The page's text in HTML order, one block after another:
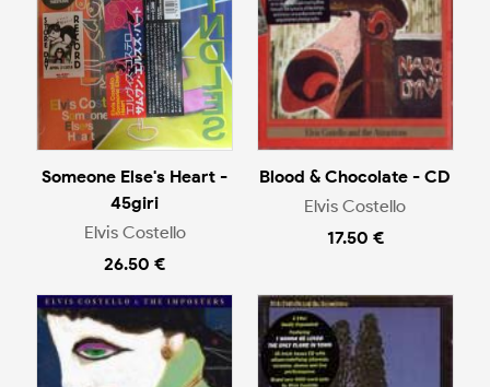
Someone Else's Heart -
45giri
Elvis Costello
26.50 €
Blood & Chocolate - CD
Elvis Costello
17.50 €